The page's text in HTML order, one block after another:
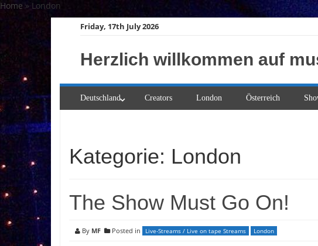
Skip
Home » London
Friday, 17th July 2026
Herzlich willkommen auf
Deutschland Creators London Österreich
Kategorie: London
The Show Must Go On!
By MF Posted in Live-Streams / Live on tape Streams London